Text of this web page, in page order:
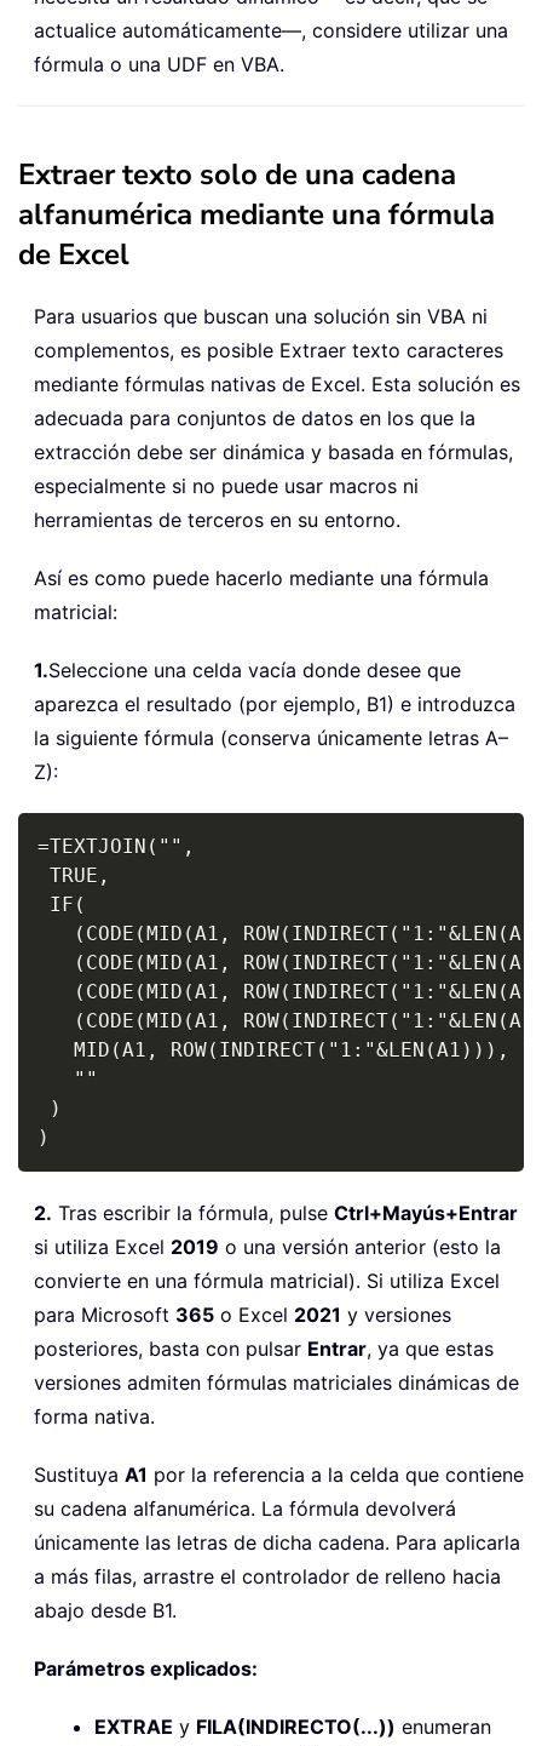
actualice automáticamente—, considere utilizar una
fórmula o una UDF en VBA.
Extraer texto solo de una cadena
alfanumérica mediante una fórmula
de Excel
Para usuarios que buscan una solución sin VBA ni
complementos, es posible Extraer texto caracteres
mediante fórmulas nativas de Excel. Esta solución es
adecuada para conjuntos de datos en los que la
extracción debe ser dinámica y basada en fórmulas,
especialmente si no puede usar macros ni
herramientas de terceros en su entorno.
Así es como puede hacerlo mediante una fórmula
matricial:
1.Seleccione una celda vacía donde desee que
aparezca el resultado (por ejemplo, B1) e introduzca
la siguiente fórmula (conserva únicamente letras A–
Z):
=TEXTJOIN("",
TRUE,
IF(
(CODE(MID(A1,
(CODE(MID(A1,
(CODE(MID(A1,
(CODE(MID(A1,
MID(A1, ROW(INDIRECT("1:"&LEN(A1))),
   ""
)
)
2. Tras escribir la fórmula, pulse Ctrl+Mayús+Entrar
si utiliza Excel 2019 o una versión anterior (esto la
convierte en una fórmula matricial). Si utiliza Excel
para Microsoft 365 o Excel 2021 y versiones
posteriores, basta con pulsar Entrar, ya que estas
versiones admiten fórmulas matriciales dinámicas de
forma nativa.
Sustituya A1 por la referencia a la celda que contiene
su cadena alfanumérica. La fórmula devolverá
únicamente las letras de dicha cadena. Para aplicarla
a más filas, arrastre el controlador de relleno hacia
abajo desde B1.
Parámetros explicados:
EXTRAE y FILA(INDIRECTO(...)) enumeran